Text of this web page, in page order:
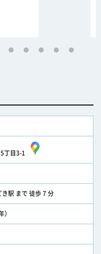
丁目3-1
駅 まで 徒歩 7 分
）